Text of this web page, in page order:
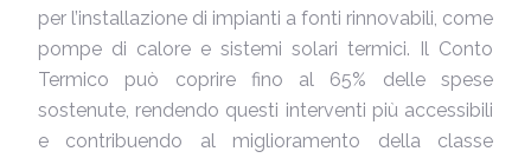
per l’installazione di impianti a fonti rinnovabili, come
pompe di calore e sistemi solari termici. Il Conto
Termico può coprire fino al 65% delle spese
sostenute, rendendo questi interventi più accessibili
e contribuendo al miglioramento della classe